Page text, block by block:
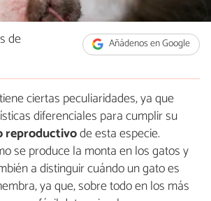
Añádenos en Google
de
tiene ciertas peculiaridades, ya que
diferenciales para cumplir su
reproductivode esta especie.
se produce la monta en los gatos y
a distinguir cuándo un gato es
ya que, sobre todo en los más